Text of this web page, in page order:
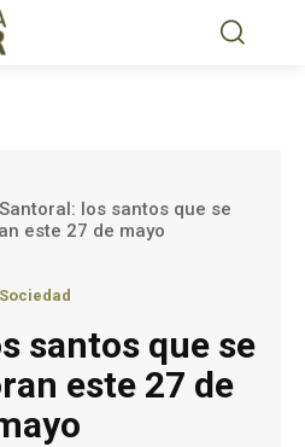
Santoral: los santos que se
este 27 de mayo
Sociedad
santos que se
este 27 de